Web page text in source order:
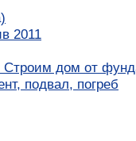
2011
Строим дом от
подвал, погреб